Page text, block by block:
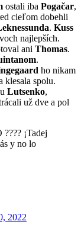
ostali iba Pogačar,
cieľom dobehli
. Kuss
najlepších.
ani Thomas.
.
ho nikam
klesala spolu.
Lutsenko,
už dve a pol
¡Tadej
y no lo
2022